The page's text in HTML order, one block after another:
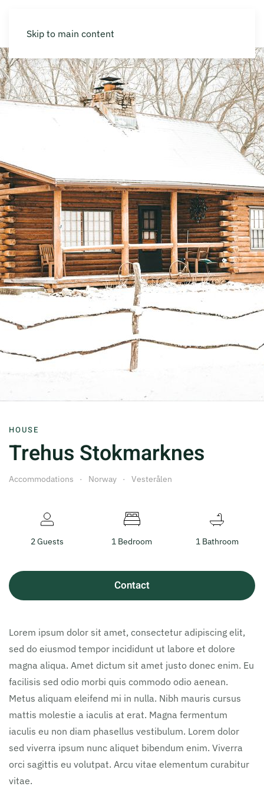
Skip to main content
HOUSE
Trehus Stokmarknes
Accommodations Norway Vesterålen
2 Guests 1 Bedroom 1 Bathroom
Contact
Lorem ipsum dolor sit amet, consectetur adipiscing elit,
sed do eiusmod tempor incididunt ut labore et dolore
magna aliqua. Amet dictum sit amet justo donec enim. Eu
facilisis sed odio morbi quis commodo odio aenean.
Metus aliquam eleifend mi in nulla. Nibh mauris cursus
mattis molestie a iaculis at erat. Magna fermentum
iaculis eu non diam phasellus vestibulum. Lorem dolor
sed viverra ipsum nunc aliquet bibendum enim. Viverra
orci sagittis eu volutpat. Arcu vitae elementum curabitur
vitae.